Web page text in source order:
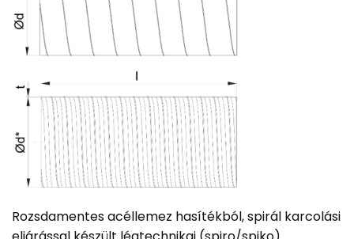
Rozsdamentes acéllemez hasítékból, spirál karcolási